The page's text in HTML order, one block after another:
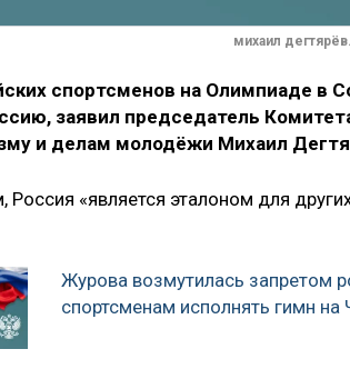
михаил
спортсменов на Олимпиаде в
заявил председатель
и делам молодёжи Михаил
Россия «является эталоном для
Журова возмутилась запретом
спортсменам исполнять гимн